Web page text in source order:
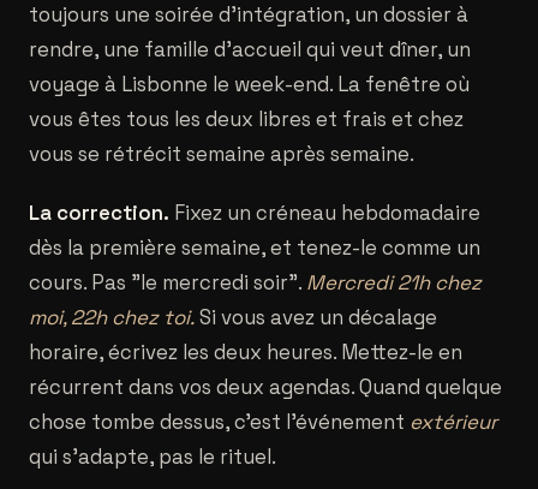
toujours une soirée d'intégration, un dossier à
rendre, une famille d'accueil qui veut dîner, un
voyage à Lisbonne le week-end. La fenêtre où
vous êtes tous les deux libres et frais et chez
vous se rétrécit semaine après semaine.
La correction. Fixez un créneau hebdomadaire
dès la première semaine, et tenez-le comme un
cours. Pas "le mercredi soir". Mercredi 21h chez
moi, 22h chez toi.Si vous avez un décalage
horaire, écrivez les deux heures. Mettez-le en
récurrent dans vos deux agendas. Quand quelque
chose tombe dessus, c'est l'événement extérieur
qui s'adapte, pas le rituel.